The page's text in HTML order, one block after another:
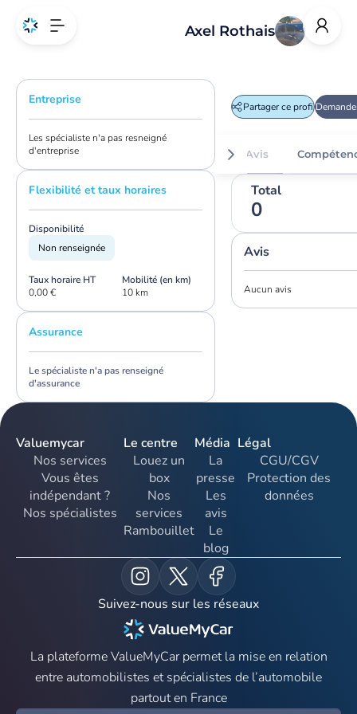
Entreprise
Les spécialiste n'a pas resneigné
d'entreprise
Flexibilité et taux horaires
Disponibilité
Non renseignée
Taux horaire HT
0,00 €
Mobilité (en km)
10 km
Assurance
Le spécialiste n'a pas renseigné
d'assurance
Axel Rothais
Partager ce profil
Avis
Total
0
Avis
Aucun avis
Valuemycar
Nos services
Vous êtes
indépendant ?
Nos spécialistes
Le centre
Louez un
box
Nos
services
Rambouillet
Média
La
presse
Les
avis
Le
blog
Légal
CGU/CGV
Protection des
données
Suivez-nous sur les réseaux
La plateforme ValueMyCar permet la mise en relation
entre automobilistes et spécialistes de l’automobile
partout en France